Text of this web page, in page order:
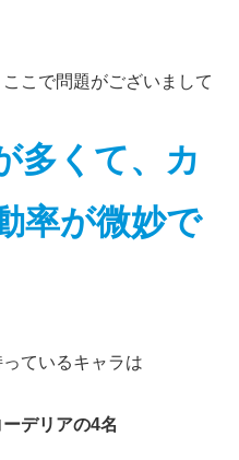
こで問題がございまして
多くて、カ
率が微妙で
ているキャラは
デリアの4名